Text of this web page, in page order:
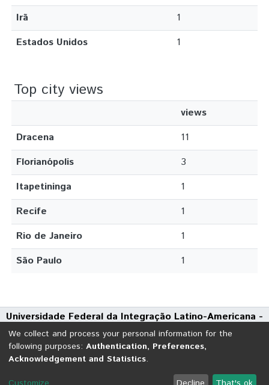
Irã
1
Estados Unidos
1
Top city views
views
Dracena
11
Florianópolis
3
Itapetininga
1
Recife
1
Rio de Janeiro
1
São Paulo
1
Universidade Federal da Integração Latino-Americana -
UNILA
Avenida Tarquínio Joslin dos Santos, 1000 - Polo Universitário
CEP: 85870-650 | Foz do Iguaçu - Paraná
DSpace software
copyright © 2002-2026 LYRASIS
We collect and process your personal information for the
following purposes: Authentication, Preferences,
Acknowledgement and Statistics.